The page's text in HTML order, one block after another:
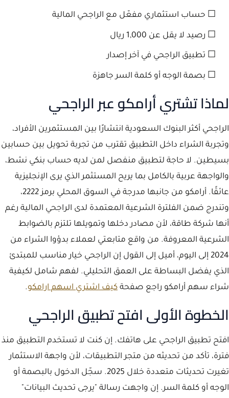
☐ حساب استثماري مفعّل مع الراجحي المالية
☐ رصيد لا يقل عن 1,000 ريال
☐ تطبيق الراجحي في آخر إصدار
☐ بصمة الوجه أو كلمة السر جاهزة
لماذا تشتري أرامكو عبر الراجحي
الراجحي أكثر البنوك السعودية انتشارًا بين المستثمرين الأفراد،
وتجربة الشراء داخل التطبيق تقترب من تجربة تحويل بين حسابين
بسيطين. لا حاجة لتطبيق منفصل لمن لديه حساب بنكي نشط،
والواجهة عربية بالكامل بما يريح المستثمر الذي يرى الإنجليزية
عائقًا. أرامكو من جانبها مدرجة في السوق المحلي برمز 2222،
وتندرج ضمن الفلترة الشرعية المعتمدة لدى الراجحي المالية رغم
أنها شركة طاقة، لأن مصادر دخلها وتمويلها تلتزم بالضوابط
الشرعية المعروفة. من واقع متابعتي لعملاء بدؤوا الشراء من
2024 إلى اليوم، أميل إلى القول إن الراجحي خيار مناسب للمبتدئ
الذي يفضل البساطة على العمق التحليلي. لفهم شامل لكيفية
شراء سهم أرامكو راجع صفحة كيف اشتري اسهم ارامكو.
الخطوة الأولى افتح تطبيق الراجحي
افتح تطبيق الراجحي على هاتفك. إن كنت لا تستخدم التطبيق منذ
فترة، تأكد من تحديثه من متجر التطبيقات، لأن واجهة الاستثمار
تغيرت تحديثات متعددة خلال 2025. سجّل الدخول بالبصمة أو
الوجه أو كلمة السر. إن واجهت رسالة "يرجى تحديث البيانات"